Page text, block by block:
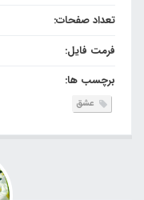
تعداد صفحات:
فرمت فایل:
برچسب ها:
عشق